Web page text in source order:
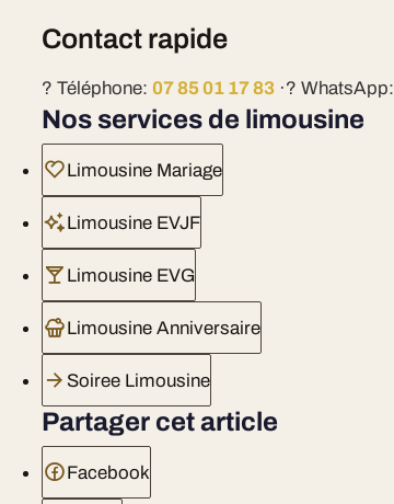
Contact rapide
? Téléphone:07 85 01 17 83 ·? WhatsApp:
Nos services de limousine
Limousine Mariage
Limousine EVJF
Limousine EVG
Limousine Anniversaire
Soiree Limousine
Partager cet article
Facebook